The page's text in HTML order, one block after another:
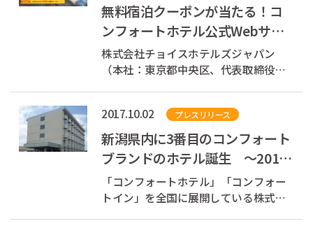
無料宿泊クーポンが当たる！コ
ンフォートホテル公式Webサイ
ト会員制度「Choice Guest
Club」1周年ありが...
株式会社チョイスホテルズジャパン
（本社：東京都中央区、代表取締役社
制度「Choice Guest Club（チョイスゲ
ストクラブ）」は、2017年10月に1周
年を迎えました。これを記念し、日頃
の感謝の気...
2017.10.02 プレスリリース
新潟県内に3番目のコンフォート
ブランドのホテル誕生 ～2017
年11月1日 コンフォートイン新
潟亀田 リ...
「コンフォートホテル」「コンフォー
トイン」を全国に展開している株式会